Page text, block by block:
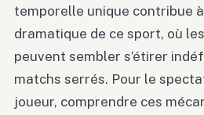
temporelle unique contribue
dramatique de ce sport, où
peuvent sembler s’étirer
matchs serrés. Pour le
joueur, comprendre ces